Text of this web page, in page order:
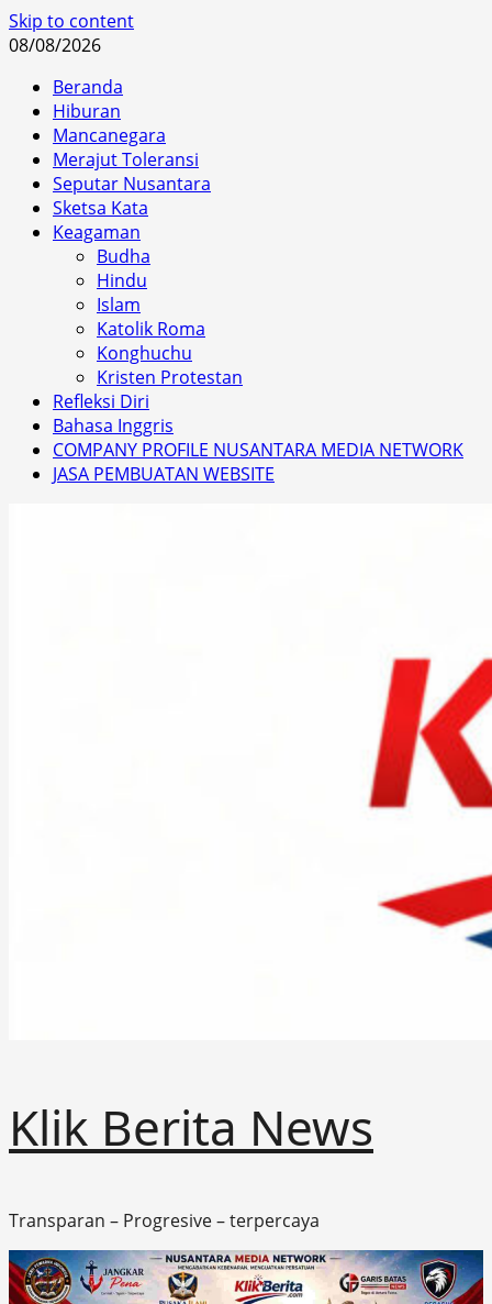
Skip to content
08/08/2026
Beranda
Hiburan
Mancanegara
Merajut Toleransi
Seputar Nusantara
Sketsa Kata
Keagaman
Budha
Hindu
Islam
Katolik Roma
Konghuchu
Kristen Protestan
Refleksi Diri
Bahasa Inggris
COMPANY PROFILE NUSANTARA MEDIA NETWORK
JASA PEMBUATAN WEBSITE
Klik Berita News
Transparan – Progresive – terpercaya